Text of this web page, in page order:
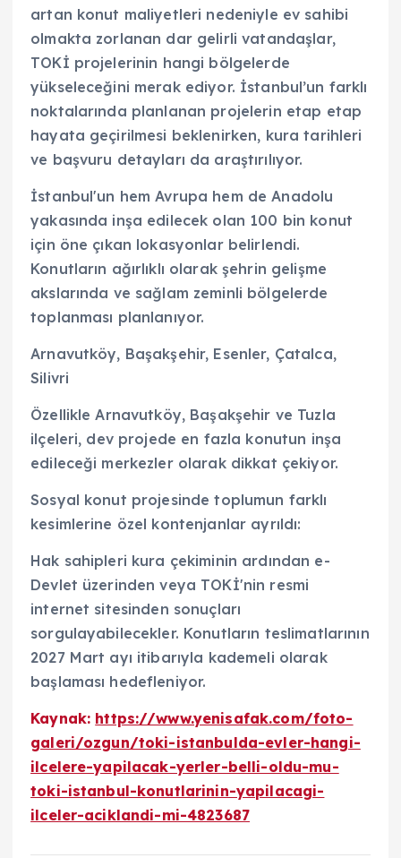
artan konut maliyetleri nedeniyle ev sahibi
olmakta zorlanan dar gelirli vatandaşlar,
TOKİ projelerinin hangi bölgelerde
yükseleceğini merak ediyor. İstanbul’un farklı
noktalarında planlanan projelerin etap etap
hayata geçirilmesi beklenirken, kura tarihleri
ve başvuru detayları da araştırılıyor.
İstanbul'un hem Avrupa hem de Anadolu
yakasında inşa edilecek olan 100 bin konut
için öne çıkan lokasyonlar belirlendi.
Konutların ağırlıklı olarak şehrin gelişme
akslarında ve sağlam zeminli bölgelerde
toplanması planlanıyor.
Arnavutköy, Başakşehir, Esenler, Çatalca,
Silivri
Özellikle Arnavutköy, Başakşehir ve Tuzla
ilçeleri, dev projede en fazla konutun inşa
edileceği merkezler olarak dikkat çekiyor.
Sosyal konut projesinde toplumun farklı
kesimlerine özel kontenjanlar ayrıldı:
Hak sahipleri kura çekiminin ardından e-
Devlet üzerinden veya TOKİ'nin resmi
internet sitesinden sonuçları
sorgulayabilecekler. Konutların teslimatlarının
2027 Mart ayı itibarıyla kademeli olarak
başlaması hedefleniyor.
Kaynak: https://www.yenisafak.com/foto-
galeri/ozgun/toki-istanbulda-evler-hangi-
ilcelere-yapilacak-yerler-belli-oldu-mu-
toki-istanbul-konutlarinin-yapilacagi-
ilceler-aciklandi-mi-4823687